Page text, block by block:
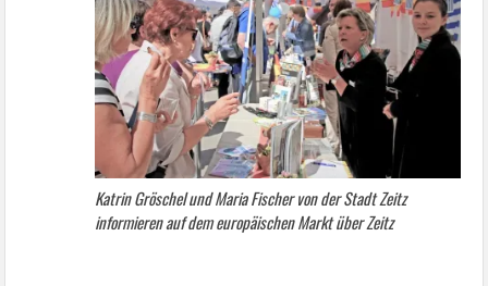
Katrin Gröschel und Maria Fischer von der Stadt Zeitz
informieren auf dem europäischen Markt über Zeitz